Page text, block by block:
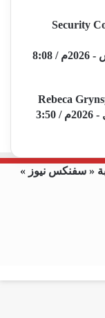
Security
الأربعاء - 29 رمضان - 1447هـ / 18 مارس - 2026م / 8:08
Rebeca
الأربعاء - 5 ذو القعدة - 1447هـ / 22 أبريل - 2026م / 3:50
« سفنكس نيوز »